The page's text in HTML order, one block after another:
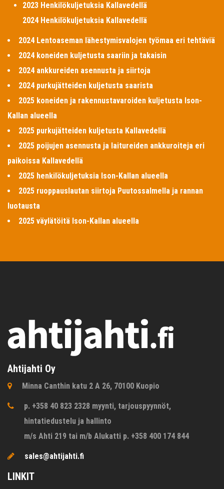
2023 Henkilökuljetuksia Kallavedellä
2024 Henkilökuljetuksia Kallavedellä
2024 Lentoaseman lähestymisvalojen työmaa eri tehtäviä
2024 koneiden kuljetusta saariin ja takaisin
2024 ankkureiden asennusta ja siirtoja
2024 purkujätteiden kuljetusta saarista
2025 koneiden ja rakennustavaroiden kuljetusta Ison-
Kallan alueella
2025 purkujätteiden kuljetusta Kallavedellä
2025 poijujen asennusta ja laitureiden ankkuroiteja eri
paikoissa Kallavedellä
2025 henkilökuljetuksia Ison-Kallan alueella
2025 ruoppauslautan siirtoja Puutossalmella ja rannan
luotausta
2025 väylätöitä Ison-Kallan alueella
Ahtijahti Oy
Minna Canthin katu 2 A 26, 70100 Kuopio
p. +358 40 823 2328 myynti, tarjouspyynnöt,
hintatiedustelu ja hallinto
m/s Ahti 219 tai m/b Alukatti p. +358 400 174 844
sales@ahtijahti.fi
LINKIT